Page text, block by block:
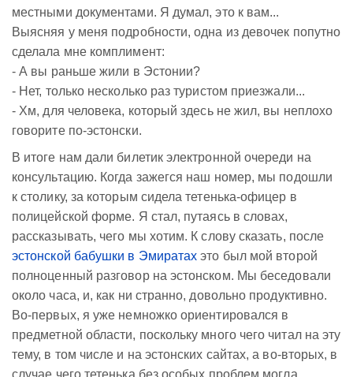
местными документами. Я думал, это к вам...
Выясняя у меня подробности, одна из девочек попутно
сделала мне комплимент:
- А вы раньше жили в Эстонии?
- Нет, только несколько раз туристом приезжали...
- Хм, для человека, который здесь не жил, вы неплохо
говорите по-эстонски.
В итоге нам дали билетик электронной очереди на
консультацию. Когда зажегся наш номер, мы подошли
к столику, за которым сидела тетенька-офицер в
полицейской форме. Я стал, путаясь в словах,
рассказывать, чего мы хотим. К слову сказать, после
эстонской бабушки в Эмиратах это был мой второй
полноценный разговор на эстонском. Мы беседовали
около часа, и, как ни странно, довольно продуктивно.
Во-первых, я уже немножко ориентировался в
предметной области, поскольку много чего читал на эту
тему, в том числе и на эстонских сайтах, а во-вторых, в
случае чего тетенька без особых проблем могла